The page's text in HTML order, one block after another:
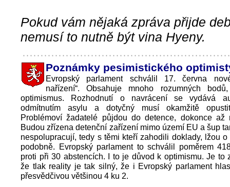
Pokud vám nějaká zpráva přijde
nemusí to nutně být vina Hyeny.
Poznámky pesimistického
Evropský parlament schválil 17. června
nařízení“. Obsahuje mnoho rozumných
optimismus. Rozhodnutí o navrácení se vydává
odmítnutím asylu a dotyčný musí okamžitě
Problémoví žadatelé půjdou do detence, dokonce až
Budou zřízena detenční zařízení mimo území EU a šup
nespolupracují, tedy s těmi kteří zahodili doklady, lžou
podobně. Evropský parlament to schválil poměrem
proti při 30 abstencích. I to je důvod k optimismu. Je to
že tlak reality je tak silný, že i Evropský parlament
přesvědčivou většinou 4 ku 2.